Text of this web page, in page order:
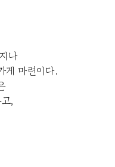
나
게 마련이다.
,